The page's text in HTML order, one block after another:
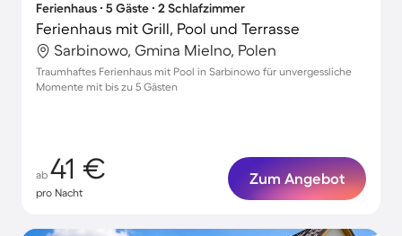
Ferienhaus ∙ 5 Gäste ∙ 2 Schlafzimmer
Ferienhaus mit Grill, Pool und Terrasse
Sarbinowo, Gmina Mielno, Polen
Traumhaftes Ferienhaus mit Pool in Sarbinowo für unvergessliche
Momente mit bis zu 5 Gästen
ab 41 €
pro Nacht
Zum Angebot